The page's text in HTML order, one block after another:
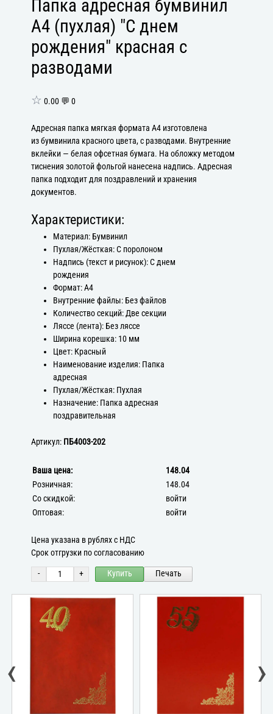
Папка адресная бумвинил
А4 (пухлая) "С днем
рождения" красная с
разводами
☆ 0.00 💬 0
Адресная папка мягкая формата А4 изготовлена
из бумвинила красного цвета, с разводами. Внутренние
вклейки — белая офсетная бумага. На обложку методом
тиснения золотой фольгой нанесена надпись. Адресная
папка подходит для поздравлений и хранения
документов.
Характеристики:
Материал: Бумвинил
Пухлая/Жёсткая: С поролоном
Надпись (текст и рисунок): С днем
рождения
Формат: А4
Внутренние файлы: Без файлов
Количество секций: Две секции
Ляссе (лента): Без ляссе
Ширина корешка: 10 мм
Цвет: Красный
Наименование изделия: Папка
адресная
Пухлая/Жёсткая: Пухлая
Назначение: Папка адресная
поздравительная
Артикул: ПБ4003-202
Ваша цена:
148.04
Розничная:
148.04
Со скидкой:
войти
Оптовая:
войти
Цена указана в рублях с НДС
Срок отгрузки по согласованию
- + Купить Печать
‹ ›